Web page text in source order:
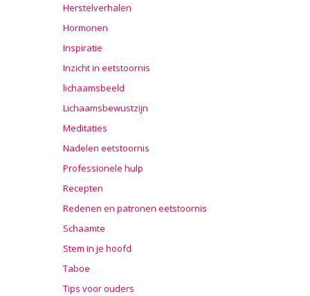
Herstelverhalen
Hormonen
Inspiratie
Inzicht in eetstoornis
lichaamsbeeld
Lichaamsbewustzijn
Meditaties
Nadelen eetstoornis
Professionele hulp
Recepten
Redenen en patronen eetstoornis
Schaamte
Stem in je hoofd
Taboe
Tips voor ouders